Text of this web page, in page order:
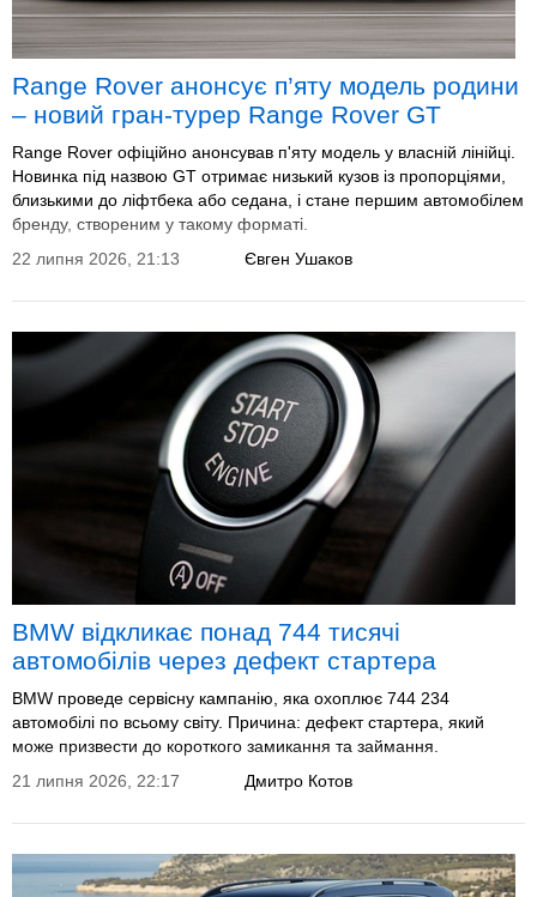
Range Rover анонсує п’яту модель родини
– новий гран-турер Range Rover GT
Range Rover офіційно анонсував п'яту модель у власній лінійці.
Новинка під назвою GT отримає низький кузов із пропорціями,
близькими до ліфтбека або седана, і стане першим автомобілем
бренду, створеним у такому форматі.
Євген Ушаков
22 липня 2026, 21:13
BMW відкликає понад 744 тисячі
автомобілів через дефект стартера
BMW проведе сервісну кампанію, яка охоплює 744 234
автомобілі по всьому світу. Причина: дефект стартера, який
може призвести до короткого замикання та займання.
Дмитро Котов
21 липня 2026, 22:17